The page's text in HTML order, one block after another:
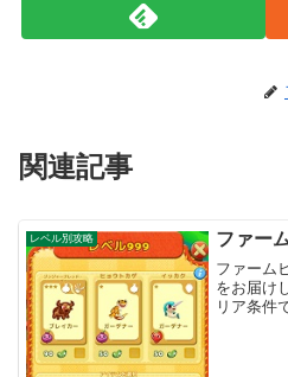
関連記事
レベル別攻略 ファー
ファーム
をお届け
リア条件